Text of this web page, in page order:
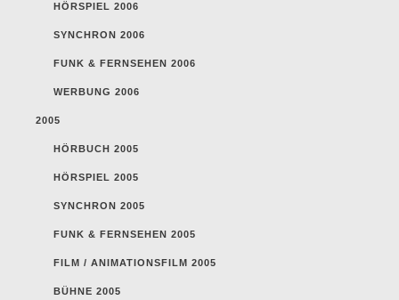
HÖRSPIEL 2006
SYNCHRON 2006
FUNK & FERNSEHEN 2006
WERBUNG 2006
2005
HÖRBUCH 2005
HÖRSPIEL 2005
SYNCHRON 2005
FUNK & FERNSEHEN 2005
FILM / ANIMATIONSFILM 2005
BÜHNE 2005